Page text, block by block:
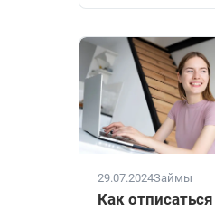
29.07.2024Займы
Как